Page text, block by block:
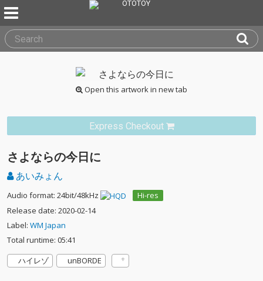
Open this artwork in new tab
Express Checkout
さよならの今日に
あいみょん
Audio format: 24bit/48kHz
Hi-res
Release date: 2020-02-14
Label: WM Japan
Total runtime: 05:41
ハイレゾ
unBORDE